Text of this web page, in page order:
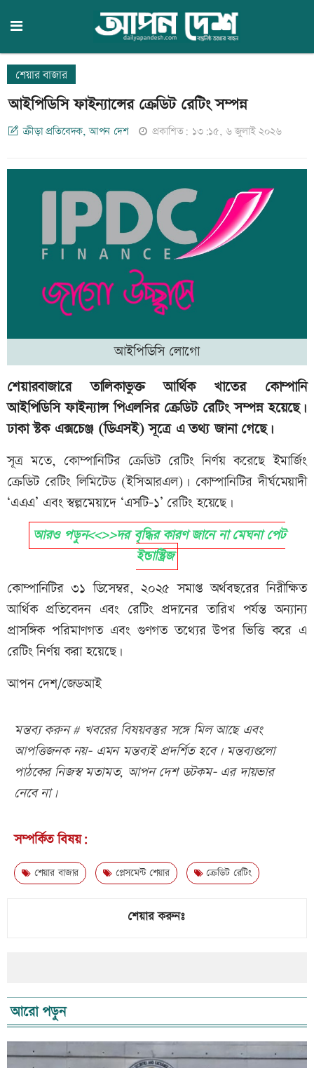
শেয়ার বাজার
আইপিডিসি ফাইন্যান্সের ক্রেডিট রেটিং সম্পন্ন
ক্রীড়া প্রতিবেদক, আপন দেশ প্রকাশিত: ১৩:১৫, ৬ জুলাই ২০২৬
আইপিডিসি লোগো
শেয়ারবাজারে তালিকাভুক্ত আর্থিক খাতের কোম্পানি
আইপিডিসি ফাইন্যান্স পিএলসির ক্রেডিট রেটিং সম্পন্ন হয়েছে।
ঢাকা স্টক এক্সচেঞ্জ (ডিএসই) সূত্রে এ তথ্য জানা গেছে।
সূত্র মতে, কোম্পানিটির ক্রেডিট রেটিং নির্ণয় করেছে ইমার্জিং
ক্রেডিট রেটিং লিমিটেড (ইসিআরএল)। কোম্পানিটির দীর্ঘমেয়াদী
‘এএএ’ এবং স্বল্পমেয়াদে ‘এসটি-১’ রেটিং হয়েছে।
আরও পড়ুন<<>>দর বৃদ্ধির কারণ জানে না মেঘনা পেট
ইন্ডাস্ট্রিজ
কোম্পানিটির ৩১ ডিসেম্বর, ২০২৫ সমাপ্ত অর্থবছরের নিরীক্ষিত
আর্থিক প্রতিবেদন এবং রেটিং প্রদানের তারিখ পর্যন্ত অন্যান্য
প্রাসঙ্গিক পরিমাণগত এবং গুণগত তথ্যের উপর ভিত্তি করে এ
রেটিং নির্ণয় করা হয়েছে।
আপন দেশ/জেডআই
মন্তব্য করুন # খবরের বিষয়বস্তুর সঙ্গে মিল আছে এবং
আপত্তিজনক নয়- এমন মন্তব্যই প্রদর্শিত হবে। মন্তব্যগুলো
পাঠকের নিজস্ব মতামত, আপন দেশ ডটকম- এর দায়ভার
নেবে না।
সম্পর্কিত বিষয়:
শেয়ার বাজার প্লেসমেন্ট শেয়ার ক্রেডিট রেটিং
শেয়ার করুনঃ
আরো পড়ুন